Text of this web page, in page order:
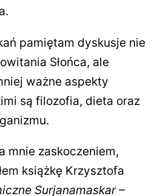
pamiętam dyskusje nie
Słońca, ale
ważne aspekty
są filozofia, dieta oraz
mnie zaskoczeniem,
książkę Krzysztofa
Surjanamaskar –